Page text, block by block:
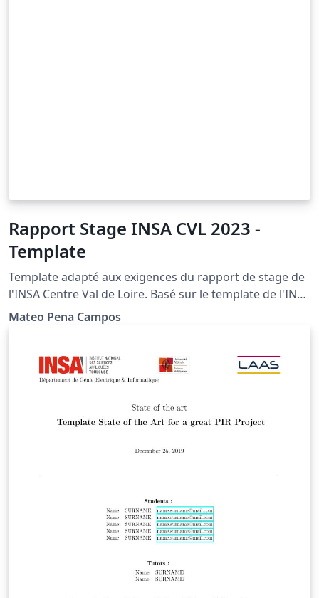
Rapport Stage INSA CVL 2023 -
Template
Template adapté aux exigences du rapport de stage de
l'INSA Centre Val de Loire. Basé sur le template de l'INSA
Rennes aussi disponible sur Overleaf Gallery.
Mateo Pena Campos